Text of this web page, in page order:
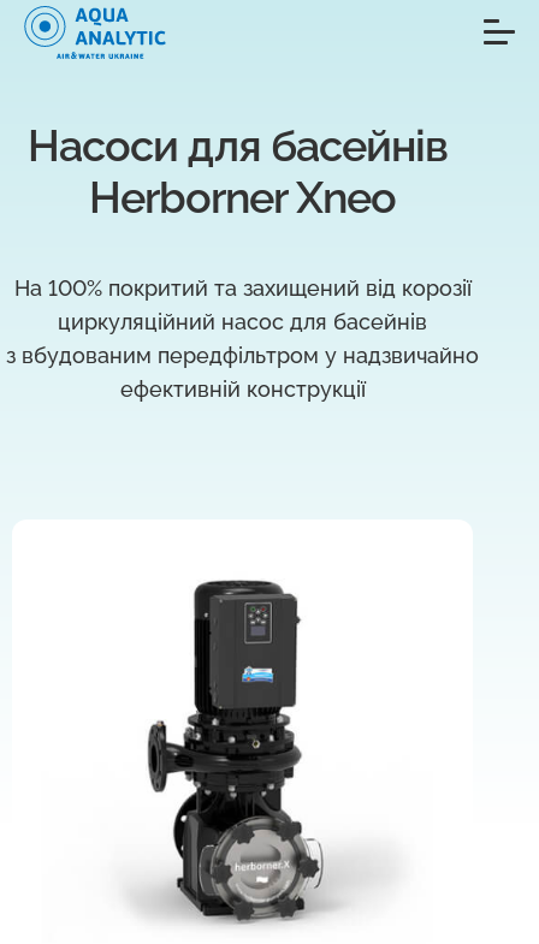
Насоси для басейнів
Herborner Xneo
На 100% покритий та захищений від корозії
циркуляційний насос для басейнів
з вбудованим передфільтром у надзвичайно
ефективній конструкції